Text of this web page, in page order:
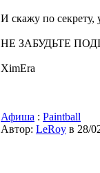
И скажу по секрету,
НЕ ЗАБУДЬТЕ
XimEra
Афиша : Paintball
Автор: LeRoy в 28/